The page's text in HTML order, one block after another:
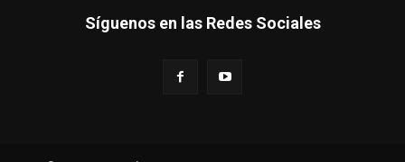
Síguenos en las Redes Sociales